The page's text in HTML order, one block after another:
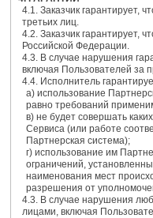
4.1. Заказчик гарантирует,
третьих лиц.
4.2. Заказчик гарантирует,
Российской Федерации.
4.3. В случае нарушения
включая Пользователей за
4.4. Исполнитель
a) использование
равно требований
в) не будет совершать
Сервиса (или работе
Партнерская система);
г) использование им
ограничений,
наименования мест
разрешения от
4.3. В случае нарушения
лицами, включая